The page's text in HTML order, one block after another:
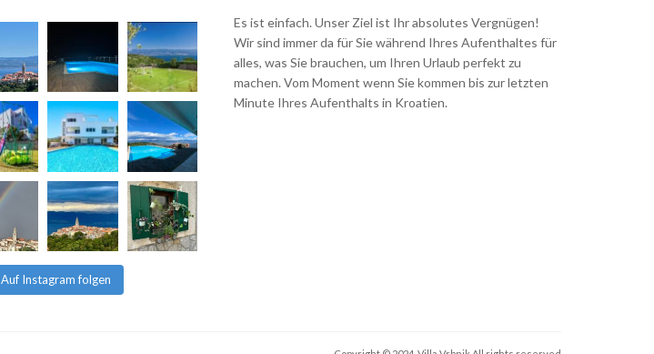
Auf Instagram folgen
Es ist einfach. Unser Ziel ist Ihr absolutes Vergnügen!
Wir sind immer da für Sie während Ihres Aufenthaltes für
alles, was Sie brauchen, um Ihren Urlaub perfekt zu
machen. Vom Moment wenn Sie kommen bis zur letzten
Minute Ihres Aufenthalts in Kroatien.